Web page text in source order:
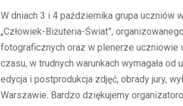
W dniach 3 i 4 października grupa uczniów
„Człowiek-Biżuteria-Świat”,
fotograficznych oraz w plenerze
czasu, w trudnych warunkach wymagała
edycja i postprodukcja zdjęć, obrady jury,
Warszawie. Bardzo dziękujemy